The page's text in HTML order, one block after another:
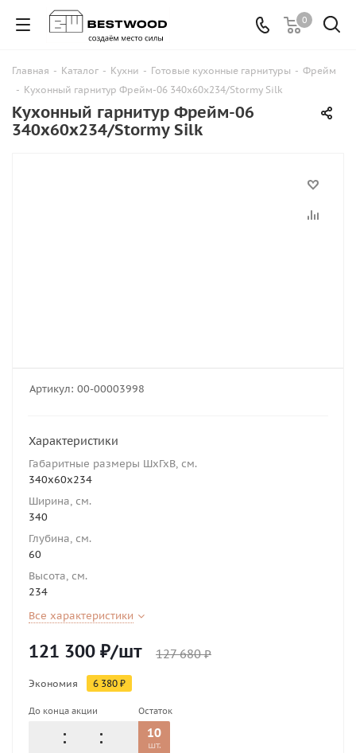
0
Главная - Каталог - Кухни - Готовые кухонные гарнитуры - Фрейм
- Кухонный гарнитур Фрейм-06 340х60х234/Stormy Silk
Кухонный гарнитур Фрейм-06
340х60х234/Stormy Silk
Артикул: 00-00003998
Характеристики
Габаритные размеры ШхГхВ, см.
340х60х234
Ширина, см.
340
Глубина, см.
60
Высота, см.
234
Все характеристики
121 300 ₽/шт 127 680₽
Экономия 6 380 ₽
До конца акции Остаток
10
шт.